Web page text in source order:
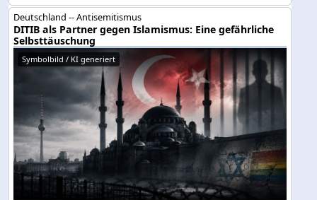
Deutschland -- Antisemitismus
DITIB als Partner gegen Islamismus: Eine gefährliche
Selbsttäuschung
Symbolbild / KI generiert